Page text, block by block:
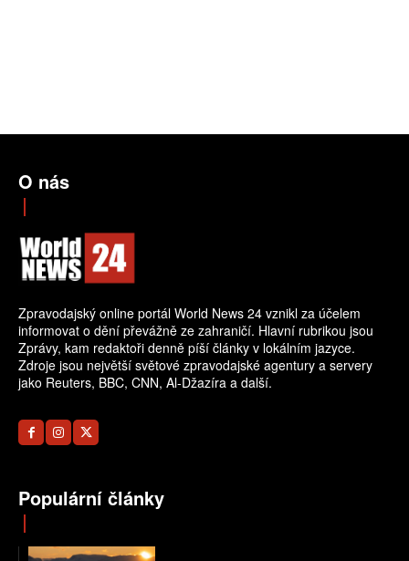
O nás
Zpravodajský online portál World News 24 vznikl za účelem
informovat o dění převážně ze zahraničí. Hlavní rubrikou jsou
Zprávy, kam redaktoři denně píší články v lokálním jazyce.
Zdroje jsou největší světové zpravodajské agentury a servery
jako Reuters, BBC, CNN, Al-Džazíra a další.
Populární články